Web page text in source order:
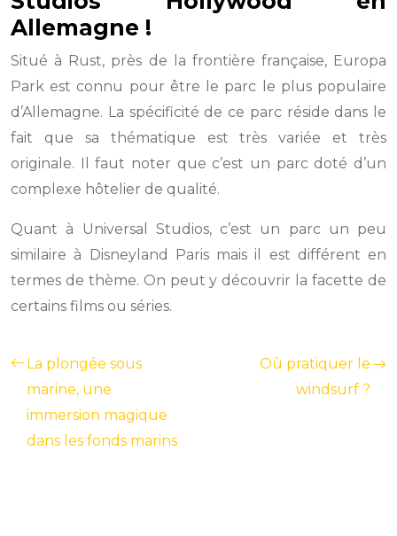
Allemagne !
Situé à Rust, près de la frontière française, Europa
Park est connu pour être le parc le plus populaire
d’Allemagne. La spécificité de ce parc réside dans le
fait que sa thématique est très variée et très
originale. Il faut noter que c’est un parc doté d’un
complexe hôtelier de qualité.
Quant à Universal Studios, c’est un parc un peu
similaire à Disneyland Paris mais il est différent en
termes de thème. On peut y découvrir la facette de
certains films ou séries.
La plongée sous
marine, une
immersion magique
dans les fonds marins
Où pratiquer le
windsurf ?